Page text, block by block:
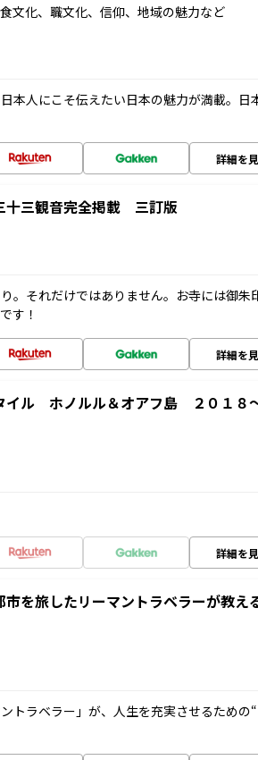
文化、職文化、信仰、地域の魅力など
本人にこそ伝えたい日本の魅力が満載。日
詳細を
三観音完全掲載 三訂版
。それだけではありません。お寺には御朱
す！
詳細を
ル ホノルル＆オアフ島 ２０１８
詳細を
を旅したリーマントラベラーが教え
トラベラー」が、人生を充実させるための